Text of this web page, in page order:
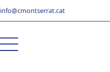
info@cmontserrat.cat